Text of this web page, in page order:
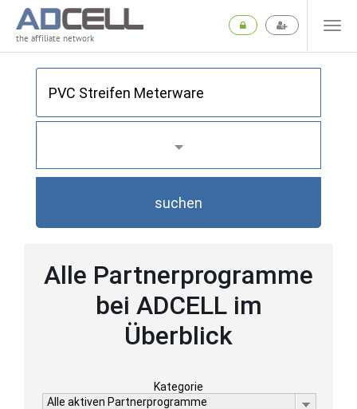
the affiliate network
suchen
Alle Partnerprogramme
bei ADCELL im
Überblick
Kategorie
Alle aktiven Partnerprogramme